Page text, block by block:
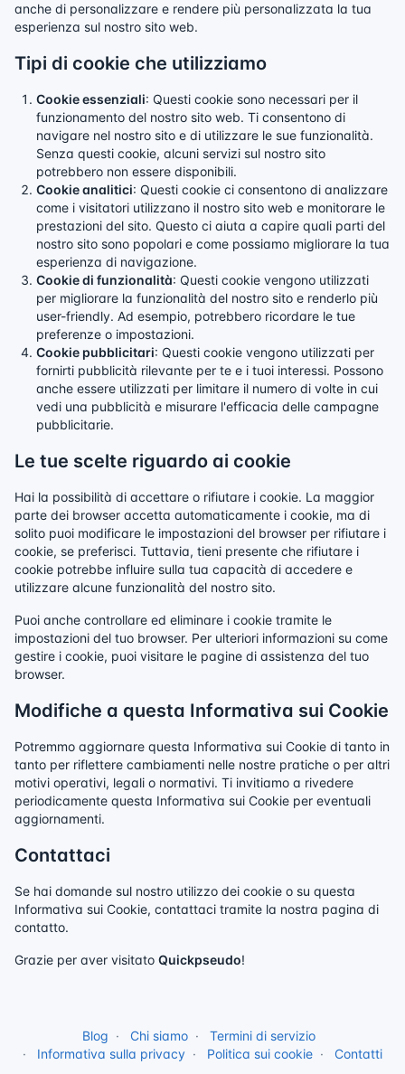
anche di personalizzare e rendere più personalizzata la tua
esperienza sul nostro sito web.
Tipi di cookie che utilizziamo
Cookie essenziali: Questi cookie sono necessari per il
funzionamento del nostro sito web. Ti consentono di
navigare nel nostro sito e di utilizzare le sue funzionalità.
Senza questi cookie, alcuni servizi sul nostro sito
potrebbero non essere disponibili.
Cookie analitici: Questi cookie ci consentono di analizzare
come i visitatori utilizzano il nostro sito web e monitorare le
prestazioni del sito. Questo ci aiuta a capire quali parti del
nostro sito sono popolari e come possiamo migliorare la tua
esperienza di navigazione.
Cookie di funzionalità: Questi cookie vengono utilizzati
per migliorare la funzionalità del nostro sito e renderlo più
user-friendly. Ad esempio, potrebbero ricordare le tue
preferenze o impostazioni.
Cookie pubblicitari: Questi cookie vengono utilizzati per
fornirti pubblicità rilevante per te e i tuoi interessi. Possono
anche essere utilizzati per limitare il numero di volte in cui
vedi una pubblicità e misurare l'efficacia delle campagne
pubblicitarie.
Le tue scelte riguardo ai cookie
Hai la possibilità di accettare o rifiutare i cookie. La maggior
parte dei browser accetta automaticamente i cookie, ma di
solito puoi modificare le impostazioni del browser per rifiutare i
cookie, se preferisci. Tuttavia, tieni presente che rifiutare i
cookie potrebbe influire sulla tua capacità di accedere e
utilizzare alcune funzionalità del nostro sito.
Puoi anche controllare ed eliminare i cookie tramite le
impostazioni del tuo browser. Per ulteriori informazioni su come
gestire i cookie, puoi visitare le pagine di assistenza del tuo
browser.
Modifiche a questa Informativa sui Cookie
Potremmo aggiornare questa Informativa sui Cookie di tanto in
tanto per riflettere cambiamenti nelle nostre pratiche o per altri
motivi operativi, legali o normativi. Ti invitiamo a rivedere
periodicamente questa Informativa sui Cookie per eventuali
aggiornamenti.
Contattaci
Se hai domande sul nostro utilizzo dei cookie o su questa
Informativa sui Cookie, contattaci tramite la nostra pagina di
contatto.
Grazie per aver visitato Quickpseudo!
Blog Chi siamo
Termini di servizio
Informativa sulla privacy
Politica sui cookie Contatti